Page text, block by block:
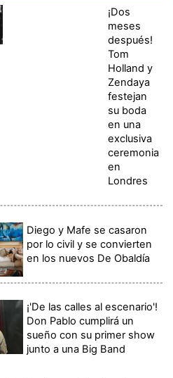
¡Dos
meses
después!
Tom
Holland y
Zendaya
festejan
su boda
en una
exclusiva
ceremonia
en
Londres
Diego y Mafe se casaron
por lo civil y se convierten
en los nuevos De Obaldía
¡'De las calles al escenario'!
Don Pablo cumplirá un
sueño con su primer show
junto a una Big Band